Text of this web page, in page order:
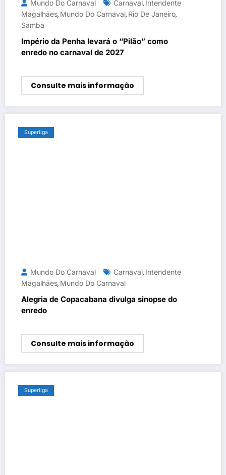
Mundo Do Carnaval Carnaval, Intendente
Magalhães, Mundo Do Carnaval, Rio De Janeiro,
Samba
Império da Penha levará o “Pilão” como
enredo no carnaval de 2027
Consulte mais informação
Superliga
Mundo Do Carnaval Carnaval, Intendente
Magalhães, Mundo Do Carnaval
Alegria de Copacabana divulga sinopse do
enredo
Consulte mais informação
Superliga